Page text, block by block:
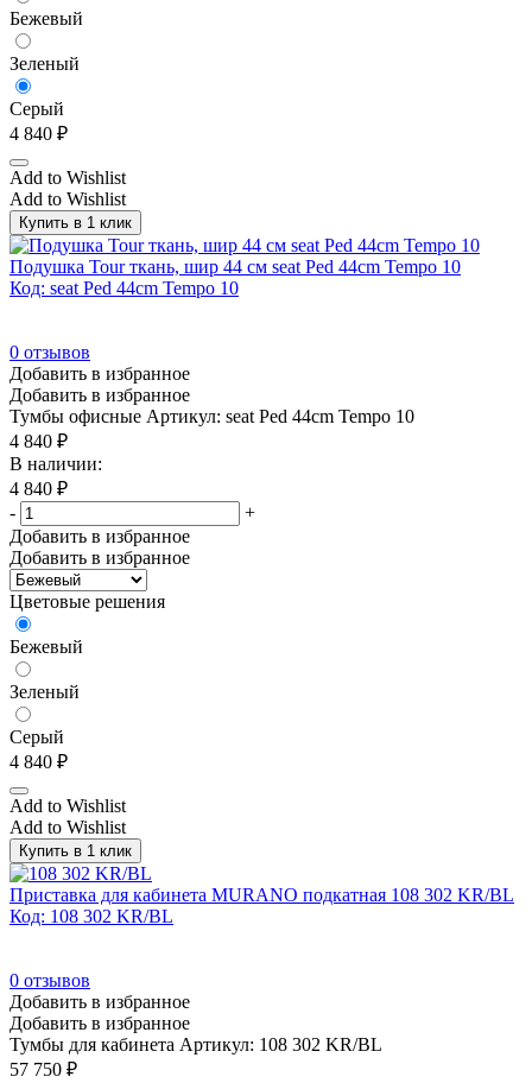
Венге/Черный
Вишня
Гавана/Хром
Гавана/Черный
Гикори(1)
Голубой/Черный
Графит(15)
Дуб Калифорнийский/Белый
Дуб Наварра (89)
Дуб светлый
Дуб светлый/Черный
Дуб ферро/Черный
Дуб флоре
Зеленый(17)
Зеленый кашемир
Зеленый/Черный
Золотой ротанг
Итальянский орех/Бежевый(12)
Бежевый
Зеленый
Серый
4 840 ₽
Add to Wishlist
Add to Wishlist
Купить в 1 клик
Подушка Tour ткань, шир 44 см seat Ped 44cm Tempo 10
Код: seat Ped 44cm Tempo 10
0 отзывов
Добавить в избранное
Добавить в избранное
Тумбы офисные Артикул: seat Ped 44cm Tempo 10
4 840 ₽
В наличии:
4 840 ₽
-
+
Добавить в избранное
Добавить в избранное
Цветовые решения
Бежевый
Зеленый
Серый
4 840 ₽
Add to Wishlist
Add to Wishlist
Купить в 1 клик
Приставка для кабинета MURANO подкатная 108 302 KR/BL
Код: 108 302 KR/BL
0 отзывов
Добавить в избранное
Добавить в избранное
Тумбы для кабинета Артикул: 108 302 KR/BL
57 750 ₽